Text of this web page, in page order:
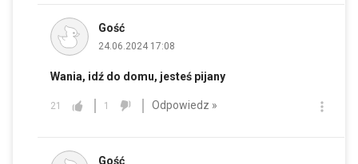
Gość
24.06.2024 17:08
Wania, idź do domu, jesteś pijany
21 1 Odpowiedz »
Gość